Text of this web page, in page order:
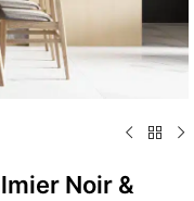
Noir &